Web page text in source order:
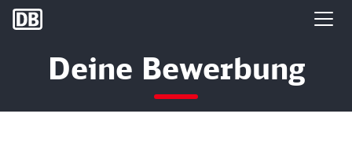
DB Group
Deine Bewerbung